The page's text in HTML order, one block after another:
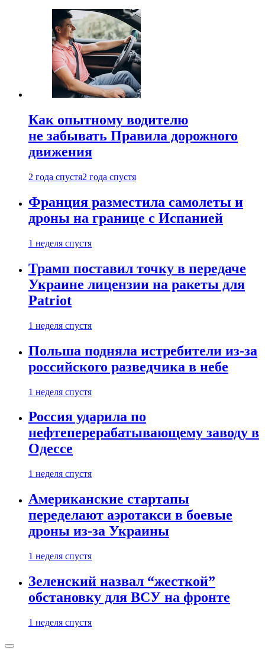
Как опытному водителю
не забывать Правила дорожного
движения
2 года спустя2 года спустя
Франция разместила самолеты и
дроны на границе с Испанией
1 неделя спустя
Трамп поставил точку в передаче
Украине лицензии на ракеты для
Patriot
1 неделя спустя
Польша подняла истребители из-за
российского разведчика в небе
1 неделя спустя
Россия ударила по
нефтеперерабатывающему заводу в
Одессе
1 неделя спустя
Американские стартапы
переделают аэротакси в боевые
дроны из-за Украины
1 неделя спустя
Зеленский назвал “жесткой”
обстановку для ВСУ на фронте
1 неделя спустя